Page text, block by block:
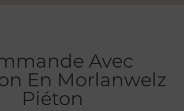
Avec
En Morlanwelz
Piéton